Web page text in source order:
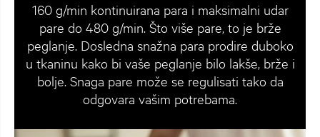
160 g/min kontinuirana para i maksimalni udar
pare do 480 g/min. Što više pare, to je brže
peglanje. Dosledna snažna para prodire duboko
u tkaninu kako bi vaše peglanje bilo lakše, brže i
bolje. Snaga pare može se regulisati tako da
odgovara vašim potrebama.